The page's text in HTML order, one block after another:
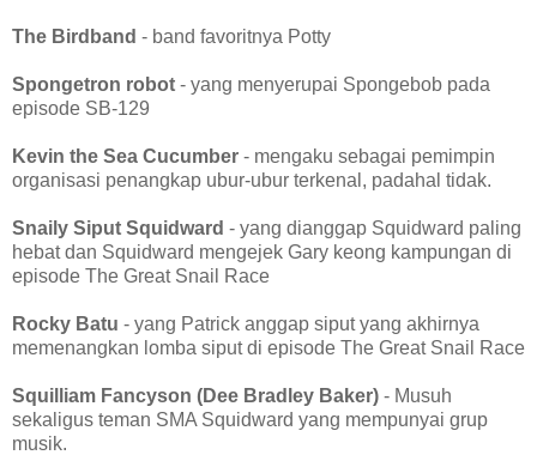
The Birdband - band favoritnya Potty
Spongetron robot - yang menyerupai Spongebob pada
episode SB-129
Kevin the Sea Cucumber - mengaku sebagai pemimpin
organisasi penangkap ubur-ubur terkenal, padahal tidak.
Snaily Siput Squidward - yang dianggap Squidward paling
hebat dan Squidward mengejek Gary keong kampungan di
episode The Great Snail Race
Rocky Batu - yang Patrick anggap siput yang akhirnya
memenangkan lomba siput di episode The Great Snail Race
Squilliam Fancyson (Dee Bradley Baker) - Musuh
sekaligus teman SMA Squidward yang mempunyai grup
musik.